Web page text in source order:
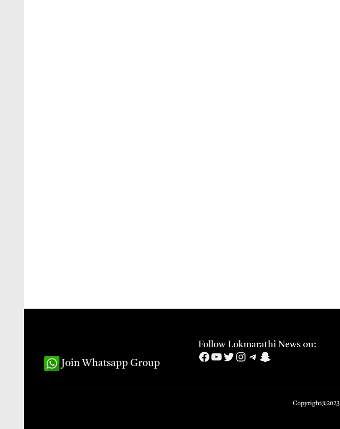
Join Whatsapp Group
Follow Lokmarathi News on:
Facebook
YouTube
Twitter
Instagram
Telegram
Snapchat
Copyright@2023